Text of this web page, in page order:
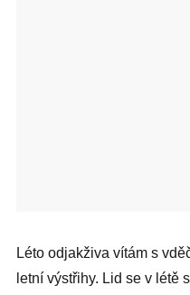
Léto odjakživa vítám s
letní výstřihy. Lid se v létě